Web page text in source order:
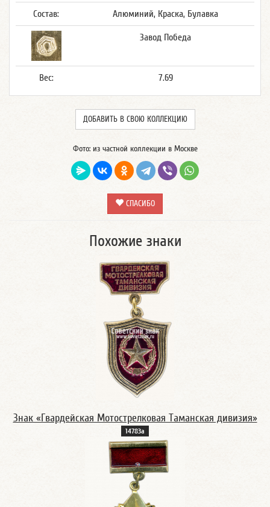
Состав: Алюминий, Краска, Булавка
Завод Победа
Вес: 7.69
ДОБАВИТЬ В СВОЮ КОЛЛЕКЦИЮ
Фото: из частной коллекции в Москве
СПАСИБО
Похожие знаки
Знак «Гвардейская Мотострелковая Таманская дивизия»
14783а